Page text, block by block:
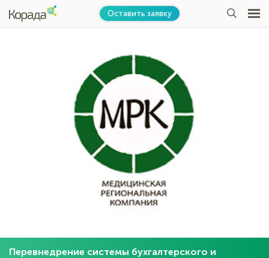
Оставить заявку
Перевнедрение системы бухгалтерского и